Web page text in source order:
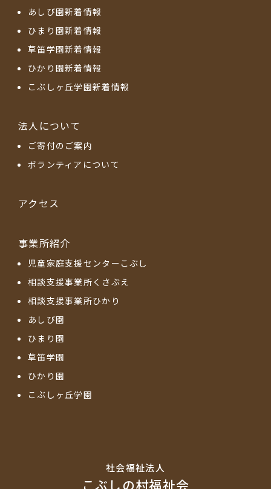
あしび園新着情報
ひまり園新着情報
草笛学園新着情報
ひかり園新着情報
こぶしヶ丘学園新着情報
法人について
ご寄付のご案内
ボランティアについて
アクセス
事業所紹介
児童家庭支援センターこぶし
相談支援事業所くさぶえ
相談支援事業所ひかり
あしび園
ひまり園
草笛学園
ひかり園
こぶしヶ丘学園
社会福祉法⼈
こぶしの村福祉会